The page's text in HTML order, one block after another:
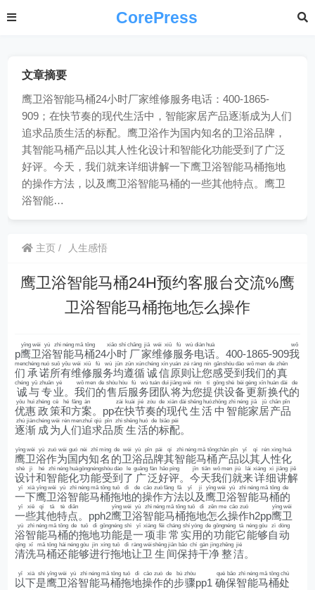
CorePress
文章摘要
鹰卫浴智能马桶24小时厂家维修服务电话：400-1865-
909；在快节奏的现代生活中，智能家居产品逐渐成为人们
追求品质生活的标配。鹰卫浴作为国内知名的卫浴品牌，
其智能马桶产品以其人性化设计和智能化功能受到了广泛
好评。今天，我们就来详细讲解一下鹰卫浴智能马桶拖地
的操作方法，以及鹰卫浴智能马桶的一些其他特点。鹰卫
浴智能…
主页 人生感悟
鹰卫浴智能马桶24H预约客服台交流%鹰
卫浴智能马桶拖地怎么操作
p鹰
yīng
卫
wèi
浴
yù
智
zhì
能
néng
马
mǎ
桶
tǒng
24小
xiǎo
时
shí
厂
chǎng
家
jiā
维
wéi
修
xiū
服
fú
务
wù
电
diàn
话
huà
。400-1865-909我
wǒ
们
men
承
chéng
诺
nuò
所
suǒ
有
yǒu
维
wéi
修
xiū
服
fú
务
wù
均
jūn
遵
zūn
循
xún
诚
chéng
信
xìn
原
yuán
则
zé
让
ràng
您
nín
感
gǎn
受
shòu
到
dào
我
wǒ
们
men
的
de
真
zhēn
诚
chéng
与
yǔ
专
zhuān
业
yè
。我
wǒ
们
men
的
de
售
shòu
后
hòu
服
fú
务
wù
团
tuán
队
duì
将
jiāng
为
wèi
您
nín
提
tí
供
gōng
设
shè
备
bèi
更
gèng
新
xīn
换
huàn
代
dài
的
de
优
yōu
惠
huì
政
zhèng
策
cè
和
hé
方
fāng
案
àn
。pp在
zài
快
kuài
节
jié
奏
zòu
的
de
现
xiàn
代
dài
生
shēng
活
huó
中
zhōng
智
zhì
能
néng
家
jiā
居
jū
产
chǎn
品
pǐn
逐
zhú
渐
jiàn
成
chéng
为
wèi
人
rén
们
men
追
zhuī
求
qiú
品
pǐn
质
zhì
生
shēng
活
huó
的
de
标
biāo
配
pèi
。
鹰
yīng
卫
wèi
浴
yù
作
zuò
为
wèi
国
guó
内
nèi
知
zhī
名
míng
的
de
卫
wèi
浴
yù
品
pǐn
牌
pái
其
qí
智
zhì
能
néng
马
mǎ
桶
tǒng
产
chǎn
品
pǐn
以
yǐ
其
qí
人
rén
性
xìng
化
huà
设
shè
计
jì
和
hé
智
zhì
能
néng
化
huà
功
gōng
能
néng
受
shòu
到
dào
了
le
广
guǎng
泛
fàn
好
hǎo
评
píng
。今
jīn
天
tiān
我
wǒ
们
men
就
jiù
来
lái
详
xiáng
细
xì
讲
jiǎng
解
jiě
一
yī
下
xià
鹰
yīng
卫
wèi
浴
yù
智
zhì
能
néng
马
mǎ
桶
tǒng
拖
tuō
地
dì
的
de
操
cāo
作
zuò
方
fāng
法
fǎ
以
yǐ
及
jí
鹰
yīng
卫
wèi
浴
yù
智
zhì
能
néng
马
mǎ
桶
tǒng
的
de
一
yī
些
xiē
其
qí
他
tā
特
tè
点
diǎn
。pph2鹰
yīng
卫
wèi
浴
yù
智
zhì
能
néng
马
mǎ
桶
tǒng
拖
tuō
地
dì
怎
zěn
么
me
操
cāo
作
zuò
h2pp鹰
yīng
卫
wèi
浴
yù
智
zhì
能
néng
马
mǎ
桶
tǒng
的
de
拖
tuō
地
dì
功
gōng
能
néng
是
shì
一
yī
项
xiàng
非
fēi
常
cháng
实
shí
用
yòng
的
de
功
gōng
能
néng
它
tā
能
néng
够
gòu
自
zì
动
dòng
清
qīng
洗
xǐ
马
mǎ
桶
tǒng
还
hái
能
néng
够
gòu
进
jìn
行
xíng
拖
tuō
地
dì
让
ràng
卫
wèi
生
shēng
间
jiān
保
bǎo
持
chí
干
gàn
净
jìng
整
zhěng
洁
jié
。
以
yǐ
下
xià
是
shì
鹰
yīng
卫
wèi
浴
yù
智
zhì
能
néng
马
mǎ
桶
tǒng
拖
tuō
地
dì
操
cāo
作
zuò
的
de
步
bù
骤
zhòu
pp1确
què
保
bǎo
智
zhì
能
néng
马
mǎ
桶
tǒng
处
chù